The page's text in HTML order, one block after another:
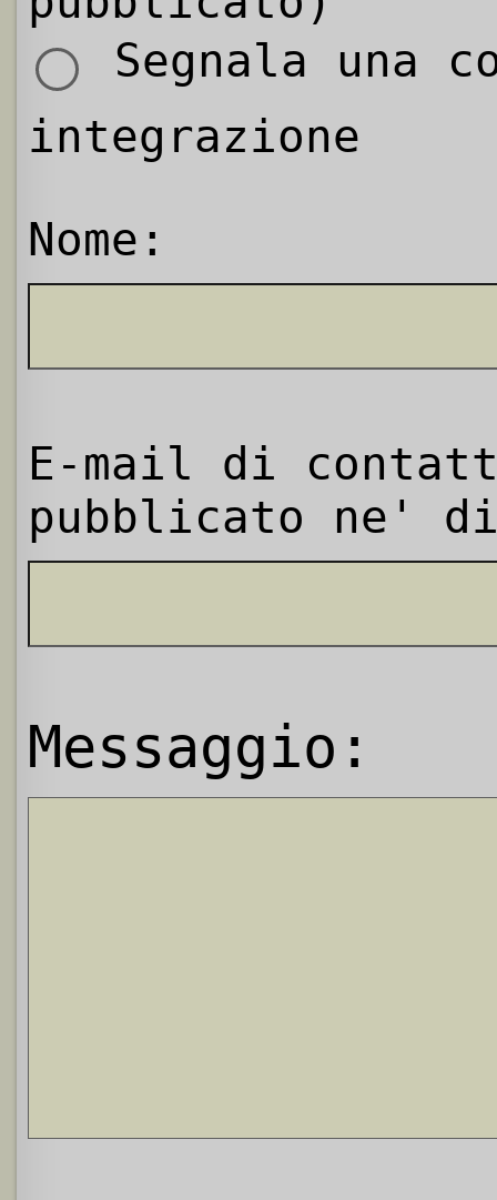
Segnala una
integrazione
Nome:
E-mail di
pubblicato ne'
Messaggio: